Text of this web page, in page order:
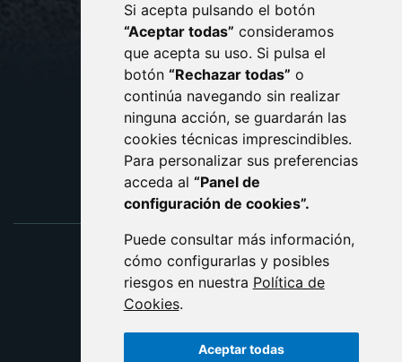
Si acepta pulsando el botón
“Aceptar todas” consideramos
que acepta su uso. Si pulsa el
botón “Rechazar todas” o
continúa navegando sin realizar
ninguna acción, se guardarán las
cookies técnicas imprescindibles.
Para personalizar sus preferencias
acceda al “Panel de
configuración de cookies”.
Puede consultar más información,
cómo configurarlas y posibles
riesgos en nuestra Política de
Cookies.
Aceptar todas
CONTACTO
AVISO LEGAL
PROTECCIÓN DE DATOS
POLÍTICA DE COOKIES
ACCESIBILIDAD
ENLACE EXTERNO AL